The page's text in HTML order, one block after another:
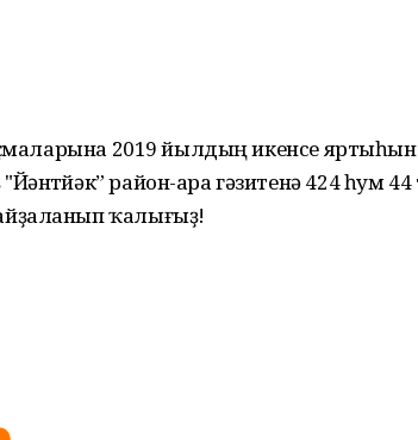
2019 йылдың икенсе
район-ара гәзитенә 424 һум 44
ҡалығыҙ!